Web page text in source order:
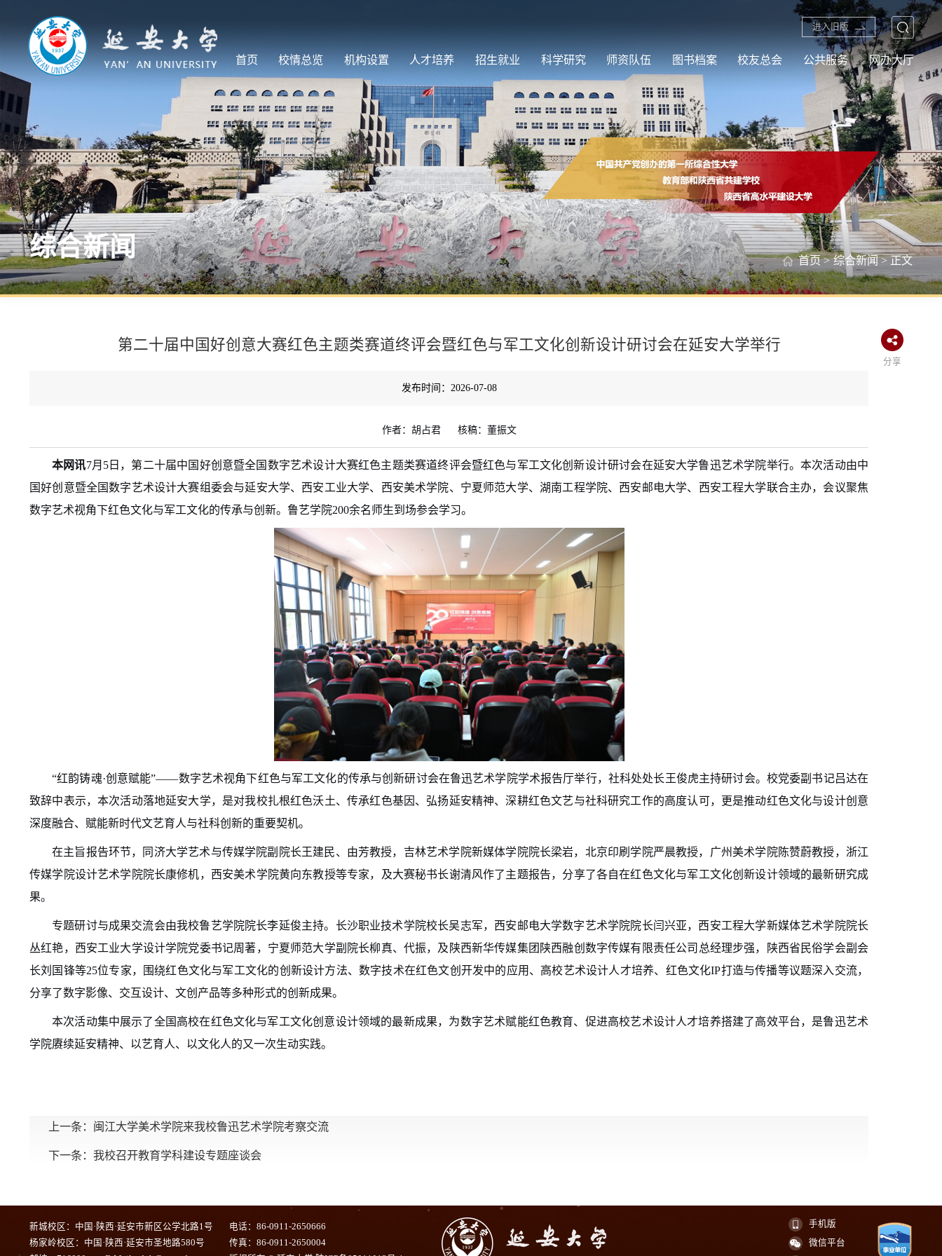
进入旧版
首页 校情总览 机构设置 人才培养 招生就业 科学研究 师资队伍 图书档案 校友总会 公共服务 网办大厅
综合新闻 首页 > 综合新闻 > 正文
第二十届中国好创意大赛红色主题类赛道终评会暨红色与军工文化创新设计研讨会在延安大学举行
分享
发布时间：2026-07-08
作者：胡占君 核稿：董振文
本网讯7月5日，第二十届中国好创意暨全国数字艺术设计大赛红色主题类赛道终评会暨红色与军工文化创新设计研讨会在延安大学鲁迅艺术学院举行。本次活动由中
国好创意暨全国数字艺术设计大赛组委会与延安大学、西安工业大学、西安美术学院、宁夏师范大学、湖南工程学院、西安邮电大学、西安工程大学联合主办，会议聚焦
数字艺术视角下红色文化与军工文化的传承与创新。鲁艺学院200余名师生到场参会学习。
“红韵铸魂·创意赋能”——数字艺术视角下红色与军工文化的传承与创新研讨会在鲁迅艺术学院学术报告厅举行，社科处处长王俊虎主持研讨会。校党委副书记吕达在
致辞中表示，本次活动落地延安大学，是对我校扎根红色沃土、传承红色基因、弘扬延安精神、深耕红色文艺与社科研究工作的高度认可，更是推动红色文化与设计创意
深度融合、赋能新时代文艺育人与社科创新的重要契机。
在主旨报告环节，同济大学艺术与传媒学院副院长王建民、由芳教授，吉林艺术学院新媒体学院院长梁岩，北京印刷学院严晨教授，广州美术学院陈赞蔚教授，浙江
传媒学院设计艺术学院院长康修机，西安美术学院黄向东教授等专家，及大赛秘书长谢清风作了主题报告，分享了各自在红色文化与军工文化创新设计领域的最新研究成
果。
专题研讨与成果交流会由我校鲁艺学院院长李延俊主持。长沙职业技术学院校长吴志军，西安邮电大学数字艺术学院院长闫兴亚，西安工程大学新媒体艺术学院院长
丛红艳，西安工业大学设计学院党委书记周著，宁夏师范大学副院长柳真、代振，及陕西新华传媒集团陕西融创数字传媒有限责任公司总经理步强，陕西省民俗学会副会
长刘国锋等25位专家，围绕红色文化与军工文化的创新设计方法、数字技术在红色文创开发中的应用、高校艺术设计人才培养、红色文化IP打造与传播等议题深入交流，
分享了数字影像、交互设计、文创产品等多种形式的创新成果。
本次活动集中展示了全国高校在红色文化与军工文化创意设计领域的最新成果，为数字艺术赋能红色教育、促进高校艺术设计人才培养搭建了高效平台，是鲁迅艺术
学院赓续延安精神、以艺育人、以文化人的又一次生动实践。
上一条： 闽江大学美术学院来我校鲁迅艺术学院考察交流
下一条： 我校召开教育学科建设专题座谈会
新城校区：中国·陕西·延安市新区公学北路1号
杨家岭校区：中国·陕西·延安市圣地路580号
电话：86-0911-2650666
传真：86-0911-2650004
手机版
微信平台